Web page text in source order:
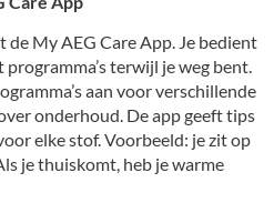
My AEG Care App. Je bedient
terwijl je weg bent.
aan voor verschillende
onderhoud. De app geeft tips
elke stof. Voorbeeld: je zit op
je thuiskomt, heb je warme